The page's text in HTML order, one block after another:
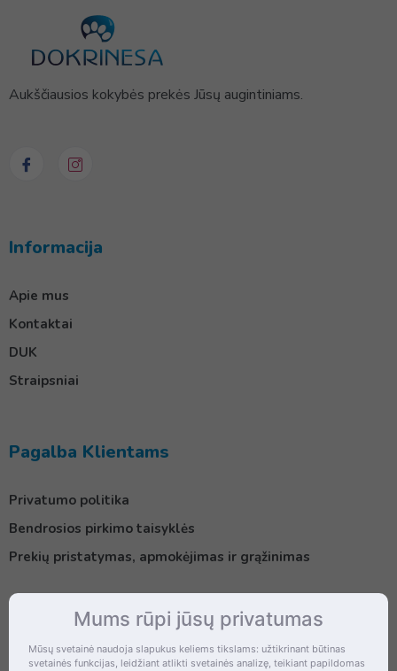
Aukščiausios kokybės prekės Jūsų augintiniams.
Informacija
Apie mus
Kontaktai
DUK
Straipsniai
Pagalba Klientams
Privatumo politika
Bendrosios pirkimo taisyklės
Prekių pristatymas, apmokėjimas ir grąžinimas
KontaktaiMums rūpi jūsų privatumas
Mūsų svetainė naudoja slapukus keliems tikslams: užtikrinant būtinas
svetainės funkcijas, leidžiant atlikti svetainės analizę, teikiant papildomas